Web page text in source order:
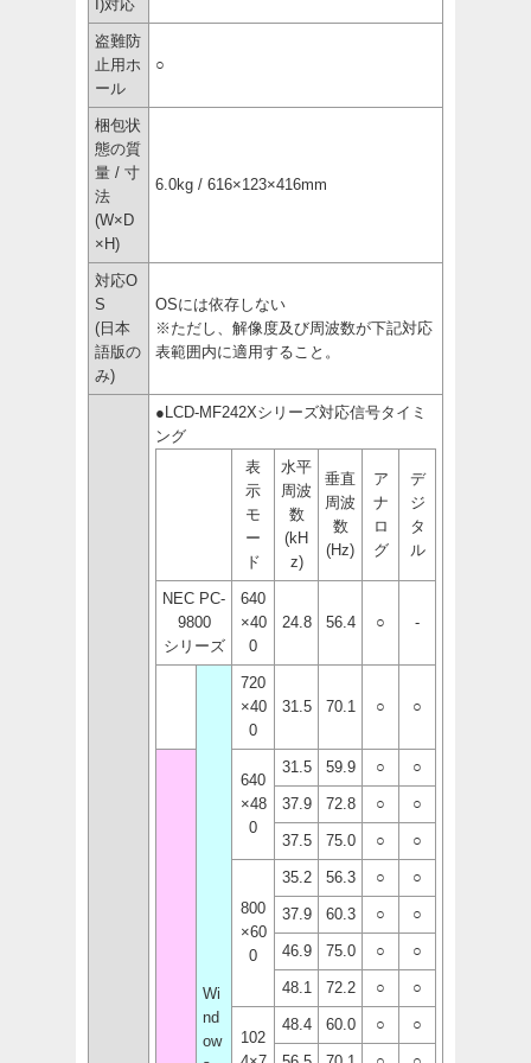
I)対応
盗難防
止用ホ
ール
○
梱包状
態の質
量 / 寸
法
(W×D
×H)
6.0kg / 616×123×416mm
対応O
S
(日本
語版の
み)
OSには依存しない
※ただし、解像度及び周波数が下記対応
表範囲内に適用すること。
●LCD-MF242Xシリーズ対応信号タイミ
ング
表
示
モ
ー
ド
水平
周波
数
(kH
z)
垂直
周波
数
(Hz)
ア
ナ
ロ
グ
デ
ジ
タ
ル
NEC PC-
9800
シリーズ
640
×40
0
24.8 56.4 ○ -
Wi
nd
ow
720
×40
0
31.5 70.1 ○ ○
640
×48
0
31.5 59.9 ○ ○
37.9 72.8 ○ ○
37.5 75.0 ○ ○
800
×60
0
35.2 56.3 ○ ○
37.9 60.3 ○ ○
46.9 75.0 ○ ○
48.1 72.2 ○ ○
102
48.4 60.0 ○ ○